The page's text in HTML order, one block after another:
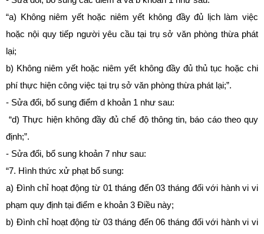
“a) Không niêm yết hoặc niêm yết không đầy đủ lịch làm việc
hoặc nội quy tiếp người yêu cầu tại trụ sở văn phòng thừa phát
lại;
b) Không niêm yết hoặc niêm yết không đầy đủ thủ tục hoặc chi
phí thực hiện công việc tại trụ sở văn phòng thừa phát lại;”.
- Sửa đổi, bổ sung điểm d khoản 1 như sau:
“d) Thực hiện không đầy đủ chế độ thông tin, báo cáo theo quy
định;”.
- Sửa đổi, bổ sung khoản 7 như sau:
“7. Hình thức xử phạt bổ sung:
a) Đình chỉ hoạt động từ 01 tháng đến 03 tháng đối với hành vi vi
phạm quy định tại điểm e khoản 3 Điều này;
b) Đình chỉ hoạt động từ 03 tháng đến 06 tháng đối với hành vi vi